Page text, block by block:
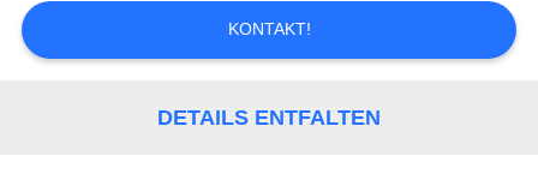
SIE
KONTAKT!
DETAILS ENTFALTEN